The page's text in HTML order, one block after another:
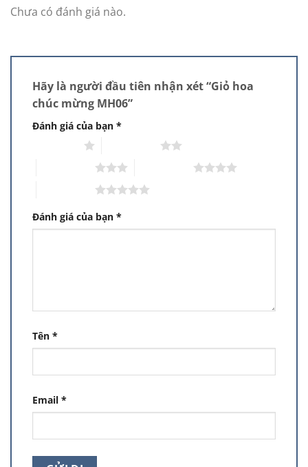
Chưa có đánh giá nào.
Hãy là người đầu tiên nhận xét “Giỏ hoa
chúc mừng MH06”
Đánh giá của bạn *
Đánh giá của bạn *
Tên *
Email *